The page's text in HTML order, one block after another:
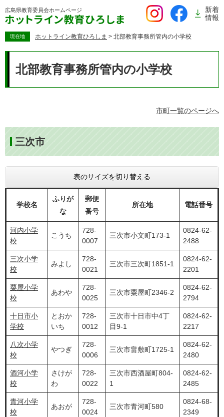
ー
広島県教育委員会ホームページ
新着
情報
現在地 ホットライン教育ひろしま > 北部教育事務所管内の小学校
北部教育事務所管内の小学校
市町一覧のページへ
三次市
表のサイズを切り替える
学校名
ふりが
な
郵便
番号
所在地 電話番号
河内小学
校
こうち
728-
0007
三次市小文町173-1
0824-62-
2488
三次小学
校
みよし
728-
0021
三次市三次町1851-1
0824-62-
2201
粟屋小学
校
あわや
728-
0025
三次市粟屋町2346-2
0824-62-
2794
十日市小
学校
とおか
いち
728-
0012
三次市十日市中4丁
目9-1
0824-62-
2217
八次小学
校
やつぎ
728-
0006
三次市畠敷町1725-1
0824-62-
2480
酒河小学
校
さけが
わ
728-
0022
三次市西酒屋町804-
1
0824-62-
2485
青河小学
校
あおが
728-
0024
三次市青河町580
0824-68-
2349